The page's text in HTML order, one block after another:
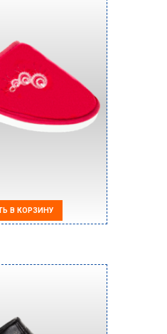
В КОРЗИНУ